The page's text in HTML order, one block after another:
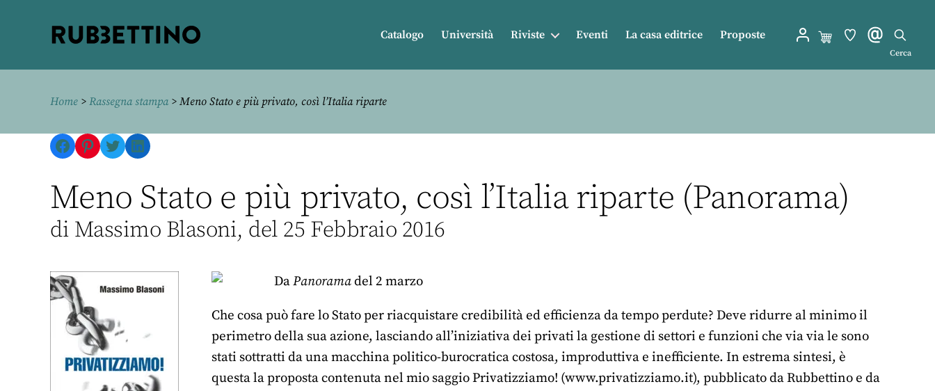
Catalogo Università Riviste Eventi La casa editrice Proposte
Cerca
Home > Rassegna stampa> Meno Stato e più privato, così l’Italia riparte
Facebook
Pinterest
TwitterLinkedIn
Meno Stato e più privato, così l’Italia riparte (Panorama)
di Massimo Blasoni, del 25 Febbraio 2016
DaPanoramadel 2 marzo
Che cosa può fare lo Stato per riacquistare credibilità ed efficienza da tempo perdute? Deve ridurre al minimo il
perimetro della sua azione, lasciando all’iniziativa dei privati la gestione di settori e funzioni che via via le sono
stati sottratti da una macchina politico-burocratica costosa, improduttiva e inefficiente. In estrema sintesi, è
questa la proposta contenuta nel mio saggio Privatizziamo! (www.privatizziamo.it), pubblicato da Rubbettino e da